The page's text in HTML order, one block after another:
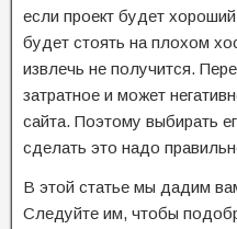
если проект будет
будет стоять на плохом
извлечь не получится.
затратное и может
сайта. Поэтому выбирать
сделать это надо
В этой статье мы дадим
Следуйте им, чтобы